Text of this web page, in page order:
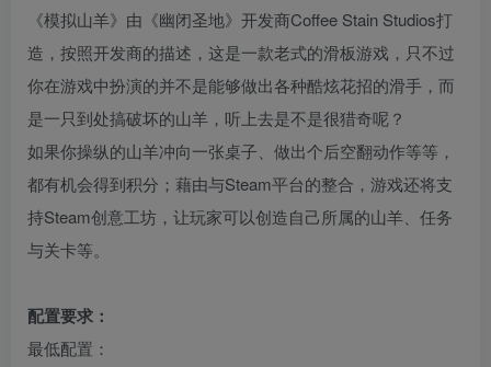
《模拟山羊》由《幽闭圣地》开发商Coffee Stain Studios打
造，按照开发商的描述，这是一款老式的滑板游戏，只不过
你在游戏中扮演的并不是能够做出各种酷炫花招的滑手，而
是一只到处搞破坏的山羊，听上去是不是很猎奇呢？
如果你操纵的山羊冲向一张桌子、做出个后空翻动作等等，
都有机会得到积分；藉由与Steam平台的整合，游戏还将支
持Steam创意工坊，让玩家可以创造自己所属的山羊、任务
与关卡等。
配置要求：
最低配置：